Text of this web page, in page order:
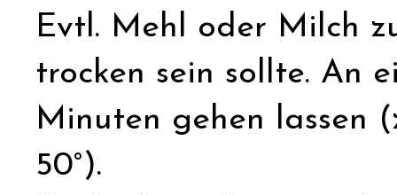
Evtl. Mehl oder Milch
trocken sein sollte. An
Minuten gehen lassen
50°).